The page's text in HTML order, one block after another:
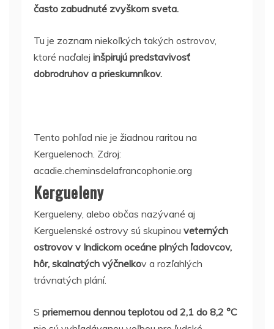
často zabudnuté zvyškom sveta.
Tu je zoznam niekoľkých takých ostrovov,
ktoré naďalej inšpirujú predstavivosť
dobrodruhov a prieskumníkov.
Tento pohľad nie je žiadnou raritou na
Kerguelenoch. Zdroj:
acadie.cheminsdelafrancophonie.org
Kergueleny
Kergueleny, alebo občas nazývané aj
Kerguelenské ostrovy sú skupinou veterných
ostrovov v Indickom oceáne plných ľadovcov,
hôr, skalnatých výčnelkov a rozľahlých
trávnatých plání.
S priemernou dennou teplotou od 2,1 do 8,2 °C